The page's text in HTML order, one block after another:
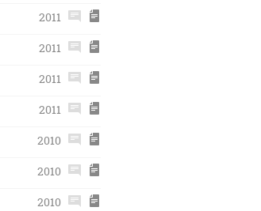
2011
2011
2011
2011
2010
2010
2010